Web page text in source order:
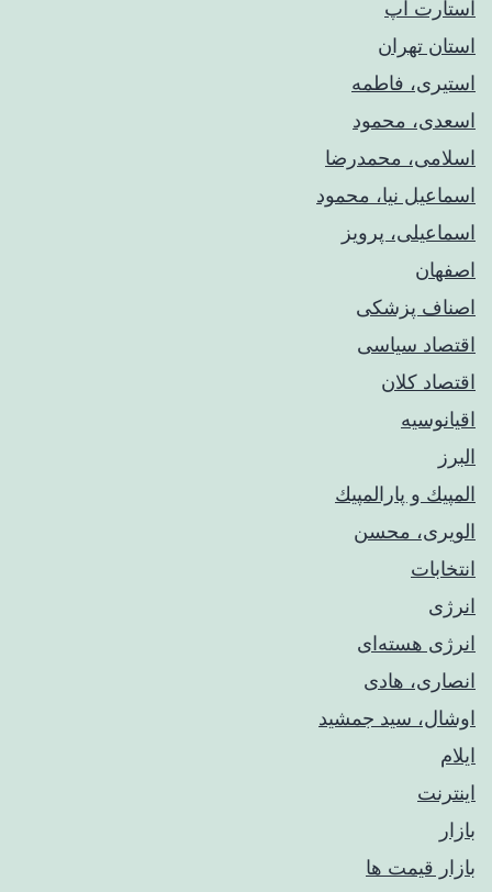
استارت آپ
استان تهران
استیری، فاطمه
اسعدی، محمود
اسلامی، محمدرضا
اسماعیل نیا، محمود
اسماعیلی، پرویز
اصفهان
اصناف پزشکی
اقتصاد سیاسی
اقتصاد کلان
اقیانوسیه
البرز
المپيك و پارالمپيك
الویری، محسن
انتخابات
انرژی
انرژی هسته‌ای
انصاری، هادی
اوشال، سید جمشید
ایلام
اینترنت
بازار
بازار قیمت ها